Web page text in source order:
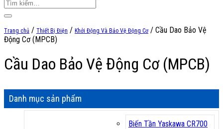
Tìm
kiếm:
Trang chủ / Thiết Bị Điện / Khởi Động Và Bảo Vệ Động Cơ / Cầu Dao Bảo Vệ
Động Cơ (MPCB)
Cầu Dao Bảo Vệ Động Cơ (MPCB)
Danh mục sản phẩm
Biến Tần Yaskawa CR700